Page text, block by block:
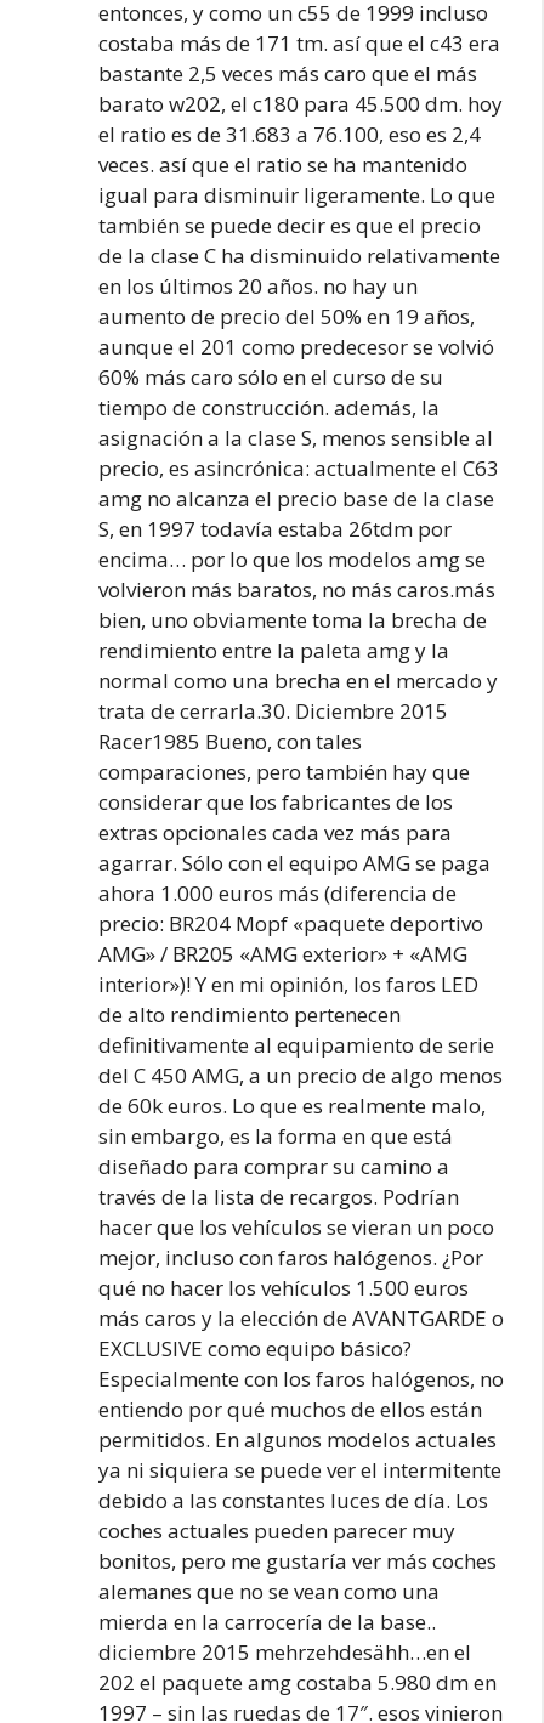
entonces, y como un c55 de 1999 incluso
costaba más de 171 tm. así que el c43 era
bastante 2,5 veces más caro que el más
barato w202, el c180 para 45.500 dm. hoy
el ratio es de 31.683 a 76.100, eso es 2,4
veces. así que el ratio se ha mantenido
igual para disminuir ligeramente. Lo que
también se puede decir es que el precio
de la clase C ha disminuido relativamente
en los últimos 20 años. no hay un
aumento de precio del 50% en 19 años,
aunque el 201 como predecesor se volvió
60% más caro sólo en el curso de su
tiempo de construcción. además, la
asignación a la clase S, menos sensible al
precio, es asincrónica: actualmente el C63
amg no alcanza el precio base de la clase
S, en 1997 todavía estaba 26tdm por
encima… por lo que los modelos amg se
volvieron más baratos, no más caros.más
bien, uno obviamente toma la brecha de
rendimiento entre la paleta amg y la
normal como una brecha en el mercado y
trata de cerrarla.30. Diciembre 2015
Racer1985 Bueno, con tales
comparaciones, pero también hay que
considerar que los fabricantes de los
extras opcionales cada vez más para
agarrar. Sólo con el equipo AMG se paga
ahora 1.000 euros más (diferencia de
precio: BR204 Mopf «paquete deportivo
AMG» / BR205 «AMG exterior» + «AMG
interior»)! Y en mi opinión, los faros LED
de alto rendimiento pertenecen
definitivamente al equipamiento de serie
del C 450 AMG, a un precio de algo menos
de 60k euros. Lo que es realmente malo,
sin embargo, es la forma en que está
diseñado para comprar su camino a
través de la lista de recargos. Podrían
hacer que los vehículos se vieran un poco
mejor, incluso con faros halógenos. ¿Por
qué no hacer los vehículos 1.500 euros
más caros y la elección de AVANTGARDE o
EXCLUSIVE como equipo básico?
Especialmente con los faros halógenos, no
entiendo por qué muchos de ellos están
permitidos. En algunos modelos actuales
ya ni siquiera se puede ver el intermitente
debido a las constantes luces de día. Los
coches actuales pueden parecer muy
bonitos, pero me gustaría ver más coches
alemanes que no se vean como una
mierda en la carrocería de la base..
diciembre 2015 mehrzehdesähh…en el
202 el paquete amg costaba 5.980 dm en
1997 – sin las ruedas de 17″. esos vinieron